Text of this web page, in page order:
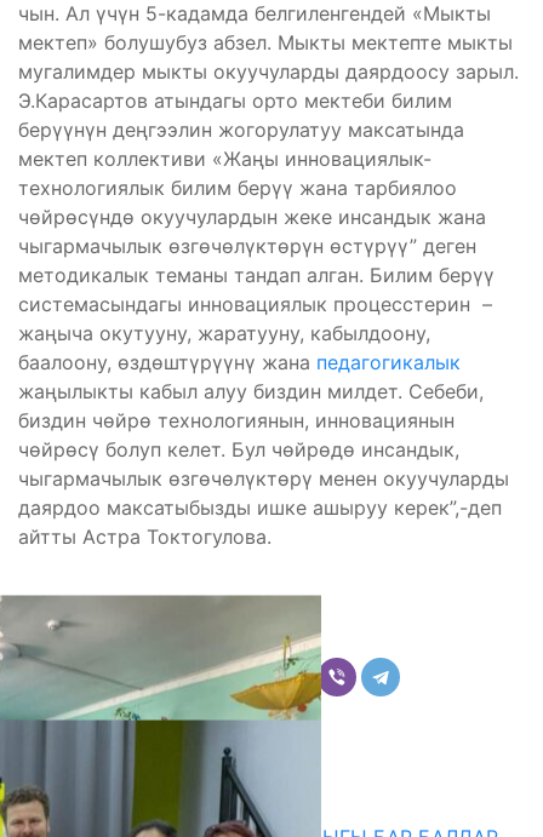
чын. Ал үчүн 5-кадамда белгиленгендей «Мыкты
мектеп» болушубуз абзел. Мыкты мектепте мыкты
мугалимдер мыкты окуучуларды даярдоосу зарыл.
Э.Карасартов атындагы орто мектеби билим
берүүнүн деңгээлин жогорулатуу максатында
мектеп коллективи «Жаңы инновациялык-
технологиялык билим берүү жана тарбиялоо
чөйрөсүндө окуучулардын жеке инсандык жана
чыгармачылык өзгөчөлүктөрүн өстүрүү” деген
методикалык теманы тандап алган. Билим берүү
системасындагы инновациялык процесстерин –
жаңыча окутууну, жаратууну, кабылдоону,
баалоону, өздөштүрүүнү жана педагогикалык
жаңылыкты кабыл алуу биздин милдет. Себеби,
биздин чѳйрѳ технологиянын, инновациянын
чѳйрѳсү болуп келет. Бул чѳйрѳдѳ инсандык,
чыгармачылык ѳзгѳчѳлүктѳрү менен окуучуларды
даярдоо максатыбызды ишке ашыруу керек”,-деп
айтты Астра Токтогулова.
Бөлүшүү
Комментарийлер
Акыркы жаңылыктар